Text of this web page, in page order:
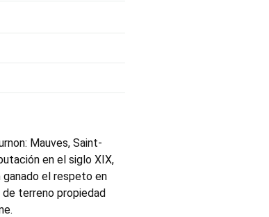
Mauves, Saint-
en el siglo XIX,
ganado el respeto en
terreno propiedad